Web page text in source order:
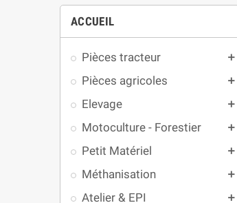
ACCUEIL
Pièces tracteur add
Pièces agricoles add
Elevage add
Motoculture - Forestier add
Petit Matériel add
Méthanisation add
Atelier & EPI add